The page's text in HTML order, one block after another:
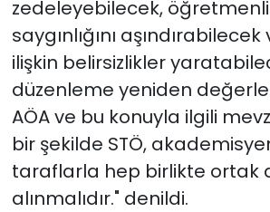
zedeleyebilecek,
saygınlığını
ilişkin belirsizlikler
düzenleme yeniden
AÖA ve bu konuyla ilgili
bir şekilde STÖ,
taraflarla hep birlikte ortak
alınmalıdır." denildi.